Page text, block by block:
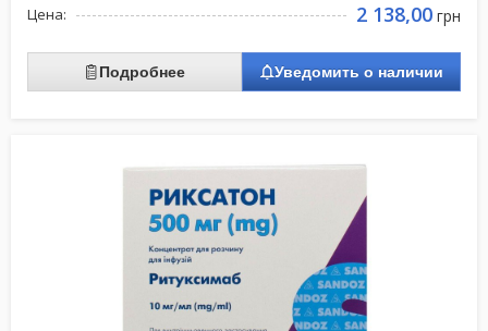
Цена: 2 138,00 грн
Подробнее Уведомить о наличии